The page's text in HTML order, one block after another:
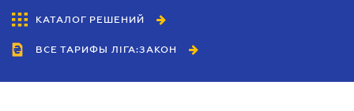
КАТАЛОГ РЕШЕНИЙ
ВСЕ ТАРИФЫ ЛІГА:ЗАКОН